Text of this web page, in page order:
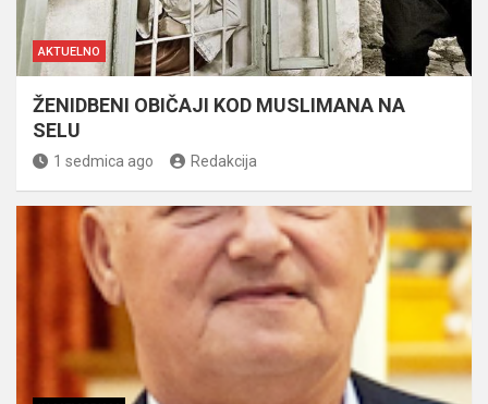
AKTUELNO
ŽENIDBENI OBIČAJI KOD MUSLIMANA NA
SELU
1 sedmica ago Redakcija